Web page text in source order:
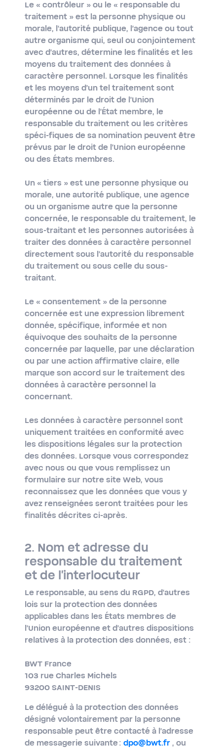
Le « contrôleur » ou le « responsable du
traitement » est la personne physique ou
morale, l'autorité publique, l'agence ou tout
autre organisme qui, seul ou conjointement
avec d'autres, détermine les finalités et les
moyens du traitement des données à
caractère personnel. Lorsque les finalités
et les moyens d'un tel traitement sont
déterminés par le droit de l'Union
européenne ou de l'État membre, le
responsable du traitement ou les critères
spéci-fiques de sa nomination peuvent être
prévus par le droit de l'Union européenne
ou des États membres.
Un « tiers » est une personne physique ou
morale, une autorité publique, une agence
ou un organisme autre que la personne
concernée, le responsable du traitement, le
sous-traitant et les personnes autorisées à
traiter des données à caractère personnel
directement sous l'autorité du responsable
du traitement ou sous celle du sous-
traitant.
Le « consentement » de la personne
concernée est une expression librement
donnée, spécifique, informée et non
équivoque des souhaits de la personne
concernée par laquelle, par une déclaration
ou par une action affirmative claire, elle
marque son accord sur le traitement des
données à caractère personnel la
concernant.
Les données à caractère personnel sont
uniquement traitées en conformité avec
les dispositions légales sur la protection
des données. Lorsque vous correspondez
avec nous ou que vous remplissez un
formulaire sur notre site Web, vous
reconnaissez que les données que vous y
avez renseignées seront traitées pour les
finalités décrites ci-après.
2. Nom et adresse du
responsable du traitement
et de l'interlocuteur
Le responsable, au sens du RGPD, d’autres
lois sur la protection des données
applicables dans les États membres de
l’Union européenne et d'autres dispositions
relatives à la protection des données, est :
BWT France
103 rue Charles Michels
93200 SAINT-DENIS
Le délégué à la protection des données
désigné volontairement par la personne
responsable peut être contacté à l’adresse
de messagerie suivante : dpo@bwt.fr , ou